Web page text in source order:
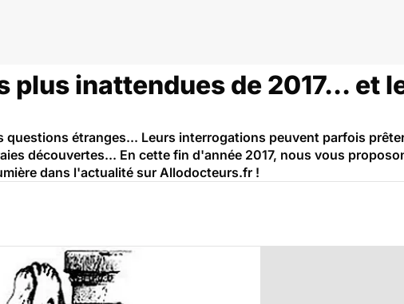
plus inattendues de 2017... et
étranges... Leurs interrogations peuvent parfois
découvertes... En cette fin d'année 2017, nous vous
dans l'actualité sur Allodocteurs.fr !